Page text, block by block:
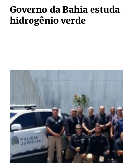
Governo da Bahia estuda
hidrogênio verde